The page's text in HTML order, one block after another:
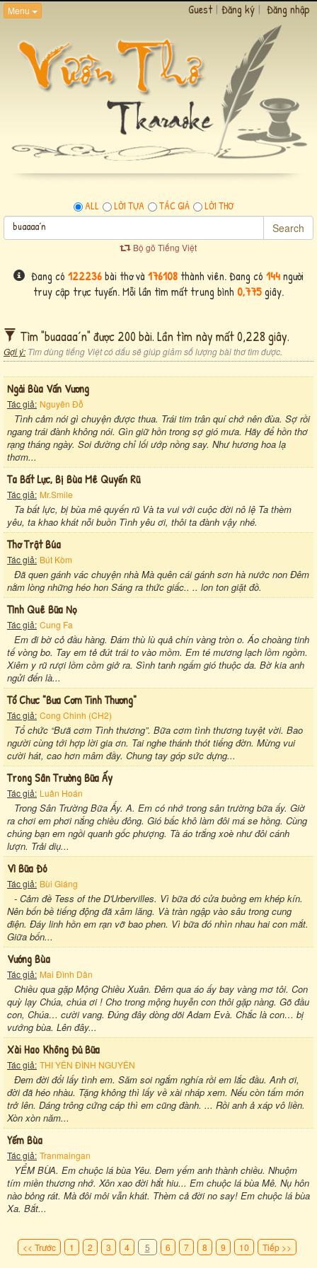
Menu Guest | Đăng ký | Đăng nhập
ALL LỜI TỰA TÁC GIẢ LỜI THƠ
Search
Bộ gõ Tiếng Việt
Đang có 122236bài thơ và 176108 thành viên. Đang có 144người
truy cập trực tuyến. Mỗi lần tìm mất trung bình 0,775giây.
Tìm "buaaaa´n" được 200 bài. Lần tìm này mất 0,228 giây.
Gợi ý: Tìm dùng tiếng Việt có dấu sẽ giúp giảm số lượng bài thơ tìm được.
Ngải Bùa Vấn Vương
Tác giả: Nguyên Đỗ
Tình cảm nói gì chuyện được thua. Trái tim trân quí chớ nên đùa. Sợ rồi
ngang trái đành không nói. Gìn giữ hồn trong sợ gió mưa. Hãy để hồn thơ
rạng tháng ngày. Soi đường chỉ lối ướp nồng say. Như hương hoa lạ
thơm...
Ta Bất Lực, Bị Bùa Mê Quyến Rũ
Tác giả: Mr.Smile
Ta bất lực, bị bùa mê quyến rũ Và ta vui với cuộc đời nô lệ Ta thèm
yêu, ta khao khát nỗi buồn Tình yêu ơi, thôi ta đành vậy nhé.
Thơ Trật Búa
Tác giả: Bút Kòm
Đã quen gánh vác chuyện nhà Mà quên cái gánh sơn hà nước non Đêm
nằm lòng những héo hon Sáng ra thức giấc.. .. lon ton giặt đồ.
Tình Quê Bữa Nọ
Tác giả: Cung Fa
Em đi bờ cỏ đầu hàng. Đám thù lù quả chín vàng tròn o. Áo choàng tinh
tế vòng bo. Tay em tẻ đút trái to vào mồm. Em té mương lạch lồm ngồm.
Xiêm y rũ rượi lồm cồm giở ra. Sình tanh ngấm gió thuộc da. Bờ kia anh
ngửi đến là...
Tổ Chưc "bưa Cơm Tinh Thương"
Tác giả: Cong Chinh (CH2)
Tổ chức “Bưã cơm Tình thương”. Bữa cơm tình thương tuyệt vời. Bao
người cùng tới hợp lời gia ơn. Tai nghe thánh thót tiếng đờn. Mừng vui
cười hát, cao hơn mâm đầy. Chung tay góp sức dựng...
Trong Sân Trường Bữa Ấy
Tác giả: Luân Hoán
Trong Sân Trường Bữa Ấy. A. Em có nhớ trong sân trường bữa ấy. Giờ
ra chơi em phơi nắng chiều đông. Gió bấc khô làm đôi má se hồng. Cùng
chúng bạn em ngồi quanh gốc phượng. Tà áo trắng xoè như đôi cánh
lượn. Trải diụ...
Vì Bữa Đó
Tác giả: Bùi Giáng
- Cảm đề Tess of the D'Urbervilles. Vì bữa đó cửa buồng em khép kín.
Nên bốn bề tiếng động đã xâm lăng. Và tràn ngập vào sâu trong cung
điện. Đáy linh hồn em rạn vỡ bao phen. Vì bữa đó nhìn nhau hai con mắt.
Giữa bốn...
Vướng Bùa
Tác giả: Mai Đình Dân
Chiều qua gặp Mộng Chiều Xuân. Đêm qua áo ấy bay vàng mơ tôi. Con
quỳ lạy Chúa, chúa ơi ! Cho trong mộng huyễn con thôi gặp nàng. Gõ đầu
con, Chúa… cười vang. Đúng đây dòng dõi Adam Evà. Chắc là con… bị
vướng bùa. Lên đây...
Xài Hao Không Đủ Bữa
Tác giả: THI YÊN ĐÌNH NGUYÊN
Đem đời đổi lấy tình em. Săm soi ngắm nghía rồi em lắc đầu. Anh ơi,
đời đã héo nhàu. Tặng không thì lấy về xài nháp xem. Nếu còn tấm món
trở lên. Dáng trông cứng cáp thì em cũng đành. ... Rồi anh ả xáp vô liền.
Xòn xòn năm...
Yếm Bùa
Tác giả: Tranmaingan
YỂM BÙA. Em chuộc lá bùa Yêu. Đem yếm anh thành chiều. Nhuộm
tím miền thương nhớ. Xôn xao đời hắt hiu... Em chuộc lá bùa Mê. Nụ hôn
nào bỏng rát. Mà đôi môi vẫn khát. Thèm cả đời no say! Em chuộc lá bùa
Xa. Bắt...
<< Trước 1 2 3 4 5 6 7 8 9 10 Tiếp >>